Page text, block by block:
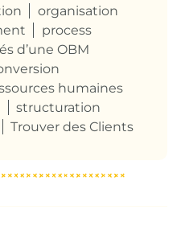
organisation
process
d’une OBM
humaines
structuration
Trouver des Clients